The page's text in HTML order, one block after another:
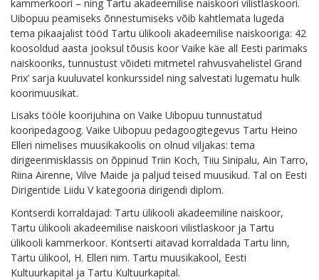
kammerkoori – ning Tartu akadeemilise naiskoori vilistlaskoori.
Uibopuu peamiseks õnnestumiseks võib kahtlemata lugeda
tema pikaajalist tööd Tartu ülikooli akadeemilise naiskooriga: 42
koosoldud aasta jooksul tõusis koor Vaike käe all Eesti parimaks
naiskooriks, tunnustust võideti mitmetel rahvusvahelistel Grand
Prix’ sarja kuuluvatel konkurssidel ning salvestati lugematu hulk
koorimuusikat.
Lisaks tööle koorijuhina on Vaike Uibopuu tunnustatud
kooripedagoog. Vaike Uibopuu pedagoogitegevus Tartu Heino
Elleri nimelises muusikakoolis on olnud viljakas: tema
dirigeerimisklassis on õppinud Triin Koch, Tiiu Sinipalu, Ain Tarro,
Riina Airenne, Vilve Maide ja paljud teised muusikud. Tal on Eesti
Dirigentide Liidu V kategooria dirigendi diplom.
Kontserdi korraldajad: Tartu ülikooli akadeemiline naiskoor,
Tartu ülikooli akadeemilise naiskoori vilistlaskoor ja Tartu
ülikooli kammerkoor. Kontserti aitavad korraldada Tartu linn,
Tartu ülikool, H. Elleri nim. Tartu muusikakool, Eesti
Kultuurkapital ja Tartu Kultuurkapital.